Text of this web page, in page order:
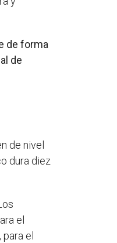
de forma
de
de nivel
dura diez
el
el